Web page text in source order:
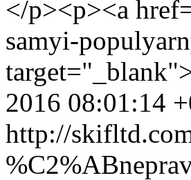
</p><p><a
samyi-
2016 08:01:14
http://